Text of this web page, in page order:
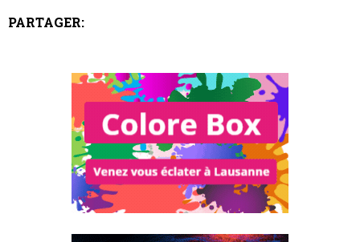
PARTAGER: